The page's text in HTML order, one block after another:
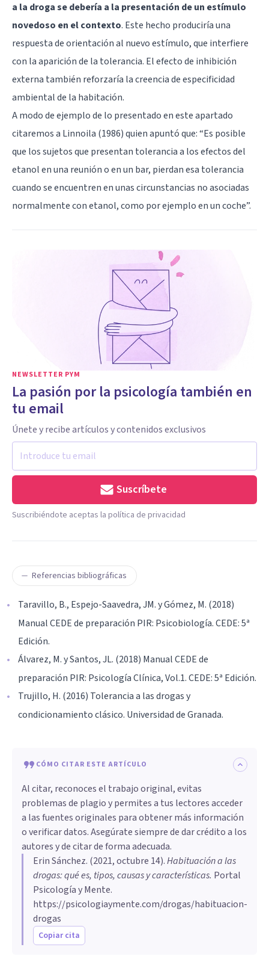
a la droga se debería a la presentación de un estímulo
novedoso en el contexto. Este hecho produciría una
respuesta de orientación al nuevo estímulo, que interfiere
con la aparición de la tolerancia. El efecto de inhibición
externa también reforzaría la creencia de especificidad
ambiental de la habitación.
A modo de ejemplo de lo presentado en este apartado
citaremos a Linnoila (1986) quien apuntó que: “Es posible
que los sujetos que presentan tolerancia a los efectos del
etanol en una reunión o en un bar, pierdan esa tolerancia
cuando se encuentren en unas circunstancias no asociadas
normalmente con etanol, como por ejemplo en un coche”.
NEWSLETTER PYM
La pasión por la psicología también en
tu email
Únete y recibe artículos y contenidos exclusivos
Suscríbete
Suscribiéndote aceptas la política de privacidad
Referencias bibliográficas
Taravillo, B., Espejo-Saavedra, JM. y Gómez, M. (2018)
Manual CEDE de preparación PIR: Psicobiología. CEDE: 5ª
Edición.
Álvarez, M. y Santos, JL. (2018) Manual CEDE de
preparación PIR: Psicología Clínica, Vol.1. CEDE: 5ª Edición.
Trujillo, H. (2016) Tolerancia a las drogas y
condicionamiento clásico. Universidad de Granada.
CÓMO CITAR ESTE ARTÍCULO
Al citar, reconoces el trabajo original, evitas
problemas de plagio y permites a tus lectores acceder
a las fuentes originales para obtener más información
o verificar datos. Asegúrate siempre de dar crédito a los
autores y de citar de forma adecuada.
Erin Sánchez. (2021, octubre 14).Habituación a las
drogas: qué es, tipos, causas y características. Portal
Psicología y Mente.
https://psicologiaymente.com/drogas/habituacion-
drogas
Copiar cita